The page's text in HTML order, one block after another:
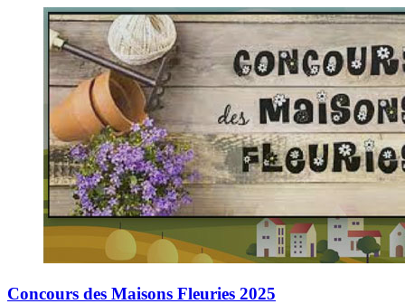
Concours des Maisons Fleuries 2025